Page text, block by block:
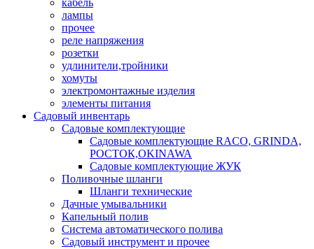
кабель
лампы
прочее
реле напряжения
розетки
удлинители,тройники
хомуты
электромонтажные изделия
элементы питания
Садовый инвентарь
Садовые комплектующие
Садовые комплектующие RACO, GRINDA,
РОСТОК,OKINAWA
Садовые комплектующие ЖУК
Поливочные шланги
Шланги технические
Дачные умывальники
Капельный полив
Система автоматического полива
Садовый инструмент и прочее